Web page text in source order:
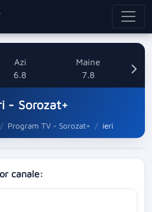
Azi
6.8
Maine
7.8
- Sorozat+
Program TV - Sorozat+ ieri
canale: